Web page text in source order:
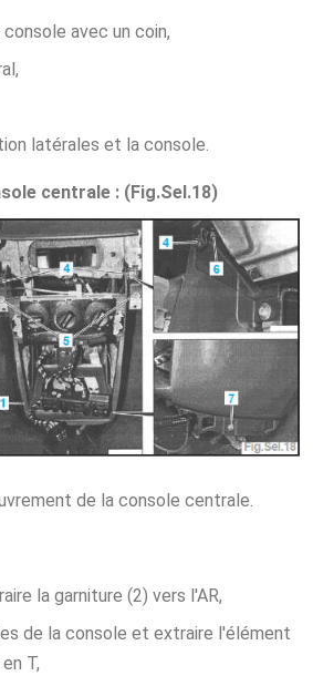
avec un coin,
latérales et la console.
centrale : (Fig.Sel.18)
de la console centrale.
la garniture (2) vers l'AR,
de la console et extraire l'élément
T,